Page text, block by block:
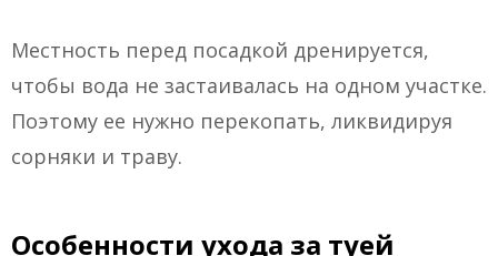
Местность перед посадкой дренируется,
чтобы вода не застаивалась на одном участке.
Поэтому ее нужно перекопать, ликвидируя
сорняки и траву.
Особенности ухода за туей